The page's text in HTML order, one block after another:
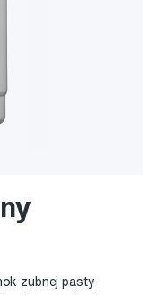
zubnej pasty